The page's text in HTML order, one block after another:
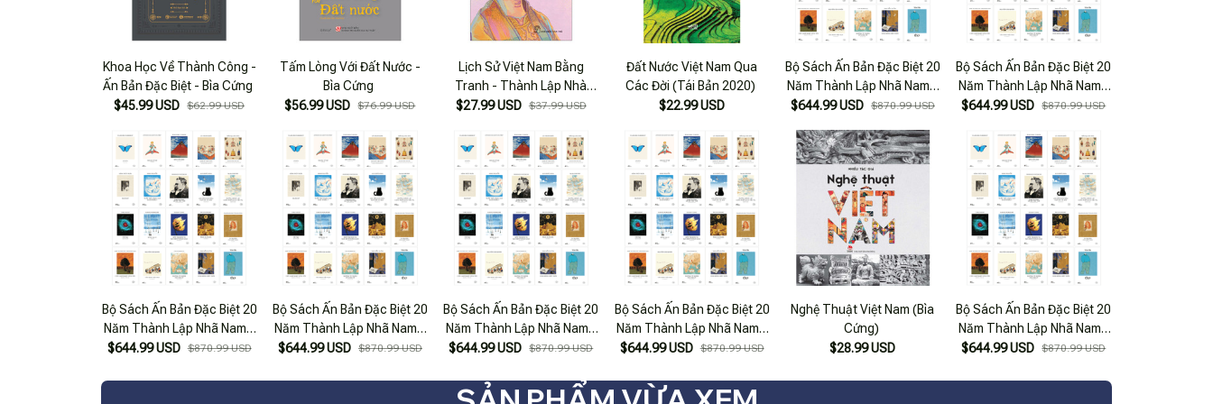
Khoa Học Về Thành Công -
Ấn Bản Đặc Biệt - Bìa Cứng
$45.99 USD $62.99 USD
Tấm Lòng Với Đất Nước -
Bìa Cứng
$56.99 USD
$76.99 USD
Lịch Sử Việt Nam Bằng
Tranh - Thành Lập Nhà
Trần - Bản Màu - Bìa Cứng
$27.99 USD $37.99 USD
Đất Nước Việt Nam Qua
Các Đời (Tái Bản 2020)
$22.99 USD
Bộ Sách Ấn Bản Đặc Biệt 20
Năm Thành Lập Nhã Nam -
Bìa Cứng (Bộ 20 Cuốn) - Ấn
$644.99 USD $870.99 USD
Bộ Sách Ấn Bản Đặc Biệt 20
Năm Thành Lập Nhã Nam -
Bìa Cứng (Bộ 20 Cuốn) - Ấn
$644.99 USD $870.99 USD
Bộ Sách Ấn Bản Đặc Biệt 20
Năm Thành Lập Nhã Nam -
Bìa Cứng (Bộ 20 Cuốn) - Ấn
$644.99 USD $870.99 USD
Bộ Sách Ấn Bản Đặc Biệt 20
Năm Thành Lập Nhã Nam -
Bìa Cứng (Bộ 20 Cuốn) - Ấn
$644.99 USD $870.99 USD
Bộ Sách Ấn Bản Đặc Biệt 20
Năm Thành Lập Nhã Nam -
Bìa Cứng (Bộ 20 Cuốn) - Ấn
$644.99 USD $870.99 USD
Bộ Sách Ấn Bản Đặc Biệt 20
Năm Thành Lập Nhã Nam -
Bìa Cứng (Bộ 20 Cuốn) - Ấn
$644.99 USD $870.99 USD
Nghệ Thuật Việt Nam (Bìa
Cứng)
$28.99 USD
Bộ Sách Ấn Bản Đặc Biệt 20
Năm Thành Lập Nhã Nam -
Bìa Cứng (Bộ 20 Cuốn) - Ấn
$644.99 USD $870.99 USD